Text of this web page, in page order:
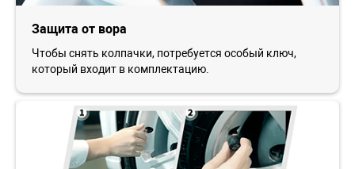
Защита от вора
Чтобы снять колпачки, потребуется особый ключ,
который входит в комплектацию.